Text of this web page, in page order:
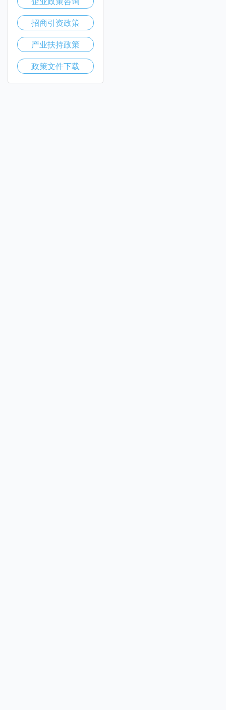
招商引资政策
产业扶持政策
政策文件下载